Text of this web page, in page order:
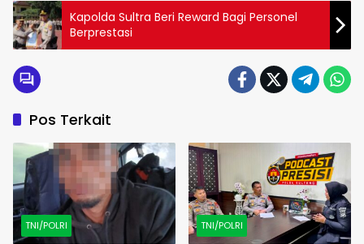
Kapolda Sultra Beri Reward Bagi Personel
Berprestasi
Pos Terkait
TNI/POLRI TNI/POLRI